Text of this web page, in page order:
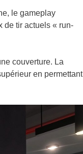
le gameplay
de tir actuels « run-
couverture. La
en permettant